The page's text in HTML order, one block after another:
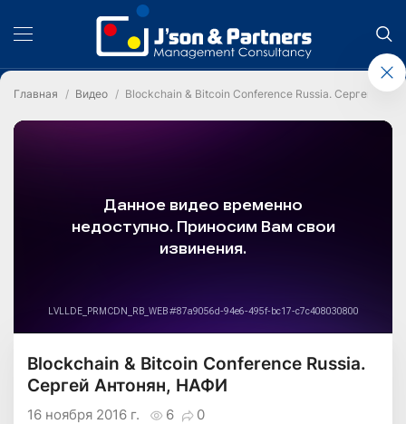
Главная Видео Blockchain & Bitcoin Conference Russia. Сергей
Blockchain & Bitcoin Conference Russia.
Сергей Антонян, НАФИ
6 0
16 ноября 2016 г.